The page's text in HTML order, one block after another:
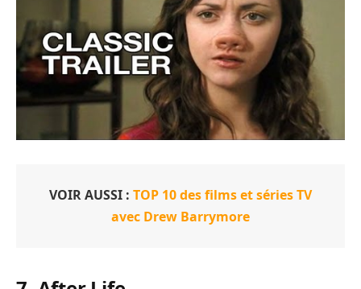
VOIR AUSSI : TOP 10 des films et séries TV
avec Drew Barrymore